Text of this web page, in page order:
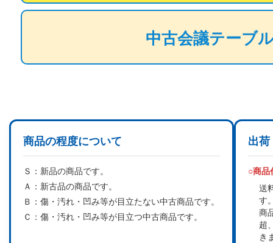
中古会議テーブ
商品の程度について
Ｓ： 新品の商品です。
Ａ： 新古品の商品です。
Ｂ： 傷・汚れ・凹み等が目立たない中古商品です。
Ｃ： 傷・汚れ・凹み等が目立つ中古商品です。
出荷
○商品
送
す
商
超
き